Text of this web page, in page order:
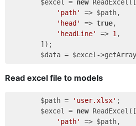
        $excel =
new ReadExcel([
'path'
=> $path,
'head'
=> true,
'headLine'
=> 1 ,
        ]);
Read excel file to models
        $path =
'user.xlsx' ;
        $excel =
new ReadExcel([
'path'
=> $path,